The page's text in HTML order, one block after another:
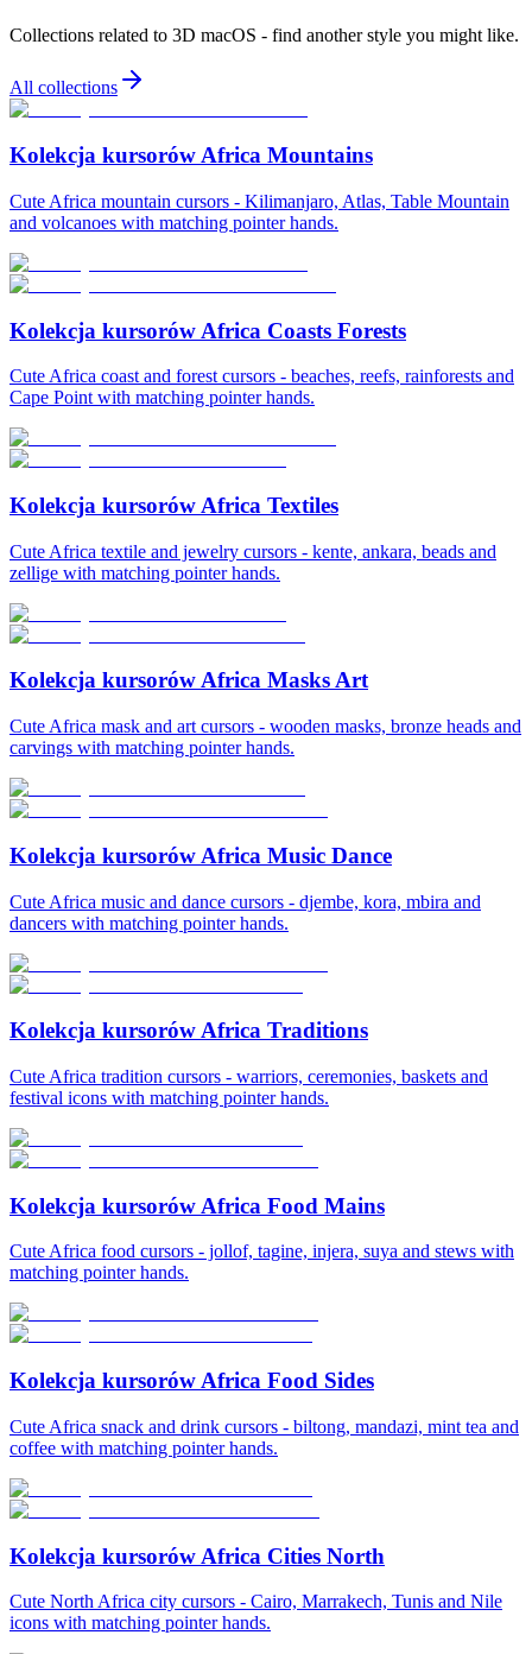
Collections related to 3D macOS - find another style you might like.
All collections
Kolekcja kursorów Africa Mountains
Cute Africa mountain cursors - Kilimanjaro, Atlas, Table Mountain
and volcanoes with matching pointer hands.
Kolekcja kursorów Africa Coasts Forests
Cute Africa coast and forest cursors - beaches, reefs, rainforests and
Cape Point with matching pointer hands.
Kolekcja kursorów Africa Textiles
Cute Africa textile and jewelry cursors - kente, ankara, beads and
zellige with matching pointer hands.
Kolekcja kursorów Africa Masks Art
Cute Africa mask and art cursors - wooden masks, bronze heads and
carvings with matching pointer hands.
Kolekcja kursorów Africa Music Dance
Cute Africa music and dance cursors - djembe, kora, mbira and
dancers with matching pointer hands.
Kolekcja kursorów Africa Traditions
Cute Africa tradition cursors - warriors, ceremonies, baskets and
festival icons with matching pointer hands.
Kolekcja kursorów Africa Food Mains
Cute Africa food cursors - jollof, tagine, injera, suya and stews with
matching pointer hands.
Kolekcja kursorów Africa Food Sides
Cute Africa snack and drink cursors - biltong, mandazi, mint tea and
coffee with matching pointer hands.
Kolekcja kursorów Africa Cities North
Cute North Africa city cursors - Cairo, Marrakech, Tunis and Nile
icons with matching pointer hands.